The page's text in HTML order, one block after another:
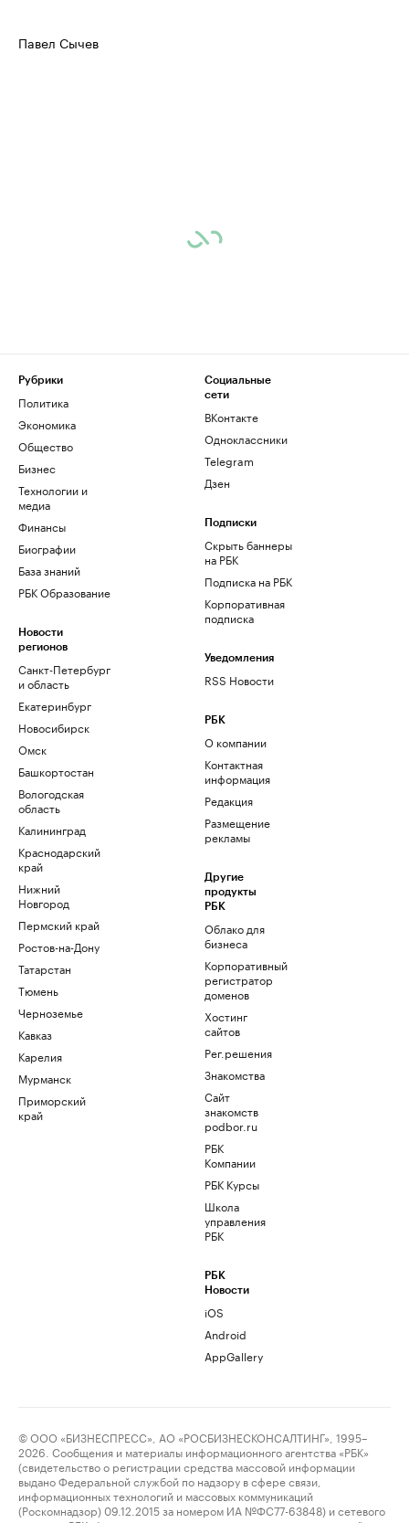
Павел Сычев
Рубрики
Политика
Экономика
Общество
Бизнес
Технологии и
медиа
Финансы
Биографии
База знаний
РБК Образование
Новости
регионов
Санкт-Петербург
и область
Екатеринбург
Новосибирск
Омск
Башкортостан
Вологодская
область
Калининград
Краснодарский
край
Нижний
Новгород
Пермский край
Ростов-на-Дону
Татарстан
Тюмень
Черноземье
Кавказ
Карелия
Мурманск
Приморский
край
Социальные
сети
ВКонтакте
Одноклассники
Telegram
Дзен
Подписки
Скрыть баннеры
на РБК
Подписка на РБК
Корпоративная
подписка
Уведомления
RSS Новости
РБК
О компании
Контактная
информация
Редакция
Размещение
рекламы
Другие
продукты
РБК
Облако для
бизнеса
Корпоративный
регистратор
доменов
Хостинг
сайтов
Рег.решения
Знакомства
Сайт
знакомств
podbor.ru
РБК
Компании
РБК Курсы
Школа
управления
РБК
РБК
Новости
iOS
Android
AppGallery
© ООО «БИЗНЕСПРЕСС», АО «РОСБИЗНЕСКОНСАЛТИНГ», 1995–
2026. Сообщения и материалы информационного агентства «РБК»
(свидетельство о регистрации средства массовой информации
выдано Федеральной службой по надзору в сфере связи,
информационных технологий и массовых коммуникаций
(Роскомнадзор) 09.12.2015 за номером ИА №ФС77-63848) и сетевого